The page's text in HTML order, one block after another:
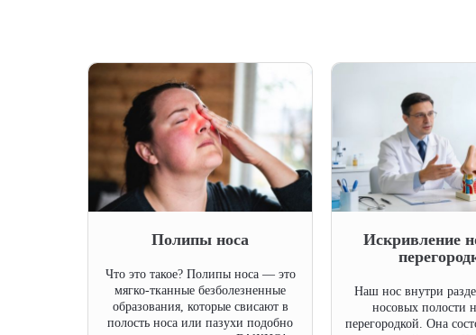
Полипы носа
Что это такое? Полипы носа — это
мягко-тканные безболезненные
образования, которые свисают в
полость носа или пазухи подобно
Искривление
Наш нос внутри
носовых полости
перегородкой. Она